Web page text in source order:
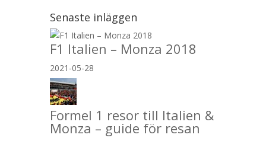
Senaste inläggen
F1 Italien – Monza 2018
2021-05-28
Formel 1 resor till Italien &
Monza – guide för resan